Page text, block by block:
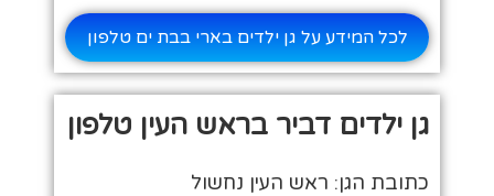
לכל המידע על גן ילדים בארי בבת ים טלפון
גן ילדים דביר בראש העין טלפון
כתובת הגן: ראש העין נחשול